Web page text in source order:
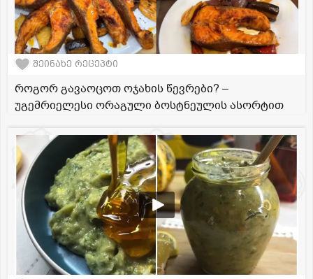
შეინახე რეცეპტი
როგორ გავაოცოთ ოჯახის წევრები? –
უგემრიელესი ორაგული ბოსტნეულის ასორტით